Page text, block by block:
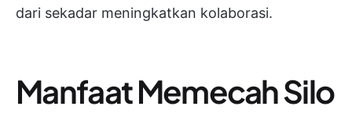
dari sekadar meningkatkan kolaborasi.
Manfaat Memecah Silo